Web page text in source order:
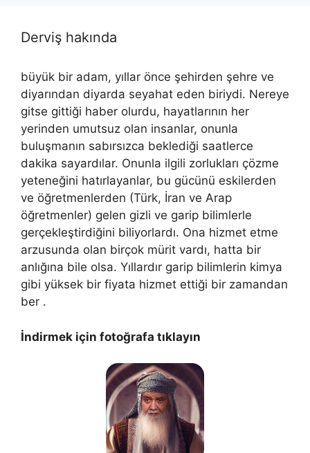
Derviş hakında
büyük bir adam, yıllar önce şehirden şehre ve
diyarından diyarda seyahat eden biriydi. Nereye
gitse gittiği haber olurdu, hayatlarının her
yerinden umutsuz olan insanlar, onunla
buluşmanın sabırsızca beklediği saatlerce
dakika sayardılar. Onunla ilgili zorlukları çözme
yeteneğini hatırlayanlar, bu gücünü eskilerden
ve öğretmenlerden (Türk, İran ve Arap
öğretmenler) gelen gizli ve garip bilimlerle
gerçekleştirdiğini biliyorlardı. Ona hizmet etme
arzusunda olan birçok mürit vardı, hatta bir
anlığına bile olsa. Yıllardır garip bilimlerin kimya
gibi yüksek bir fiyata hizmet ettiği bir zamandan
ber .
İndirmek için fotoğrafa tıklayın